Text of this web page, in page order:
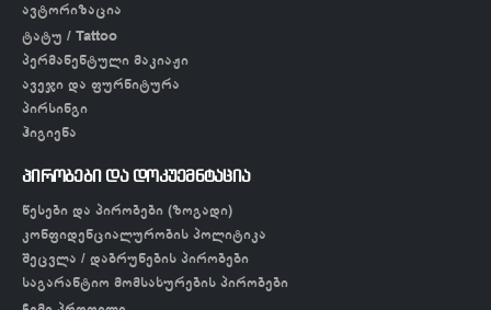
ავტორიზაცია
ტატუ / Tattoo
პერმანენტული მაკიაჟი
ავეჯი და ფურნიტურა
პირსინგი
ჰიგიენა
პირობები და დოკუემნტაცია
წესები და პირობები (ზოგადი)
კონფიდენციალურობის პოლიტიკა
შეცვლა / დაბრუნების პირობები
საგარანტიო მომსახურების პირობები